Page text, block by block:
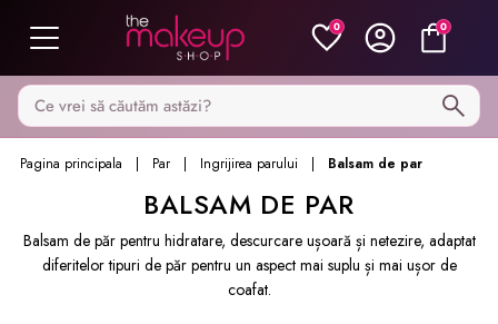
0 0
Caută pe MakeupShop
Pagina principala Par Ingrijirea parului Balsam de par
BALSAM DE PAR
Balsam de păr pentru hidratare, descurcare ușoară și netezire, adaptat
diferitelor tipuri de păr pentru un aspect mai suplu și mai ușor de
coafat.